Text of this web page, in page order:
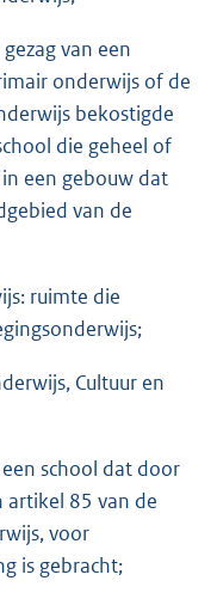
van een
onderwijs of de
bekostigde
die geheel of
een gebouw dat
van de
ruimte die
Cultuur en
school dat door
artikel 85 van de
voor
is gebracht;